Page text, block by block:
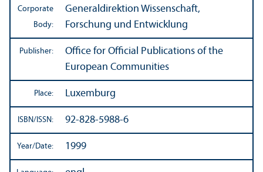
Corporate
Body:
Generaldirektion Wissenschaft,
Forschung und Entwicklung
Publisher:
Office for Official Publications of the
European Communities
Place: Luxemburg
ISBN/ISSN: 92-828-5988-6
Year/Date: 1999